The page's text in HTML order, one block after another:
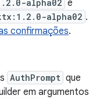
alpha02 e
alpha02 .
confirmações.
AuthPrompt que
em argumentos